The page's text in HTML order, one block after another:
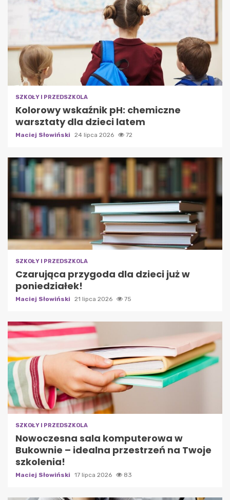
SZKOŁY I PRZEDSZKOLA
Kolorowy wskaźnik pH: chemiczne
warsztaty dla dzieci latem
Maciej Słowiński 24 lipca 2026 72
SZKOŁY I PRZEDSZKOLA
Czarująca przygoda dla dzieci już w
poniedziałek!
Maciej Słowiński 21 lipca 2026 75
SZKOŁY I PRZEDSZKOLA
Nowoczesna sala komputerowa w
Bukownie – idealna przestrzeń na Twoje
szkolenia!
Maciej Słowiński 17 lipca 2026 83